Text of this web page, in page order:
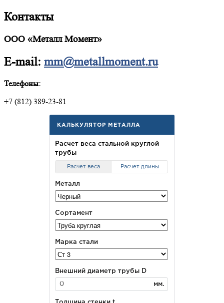
Контакты
ООО «Металл Момент»
E-mail: mm@metallmoment.ru
Телефоны:
+7 (812) 389-23-81